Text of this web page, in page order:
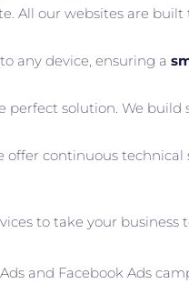
All our websites are
any device, ensuring a
perfect solution. We build
offer continuous
to take your business
and Facebook Ads